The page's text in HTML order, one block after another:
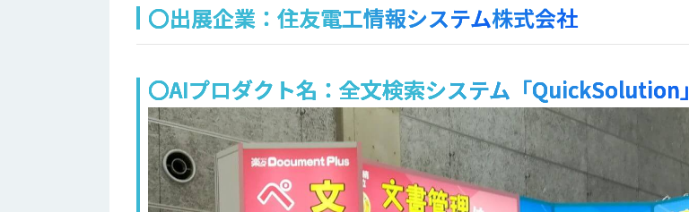
〇出展企業：住友電工情報システム株式会社
〇AIプロダクト名：全文検索システム「QuickSolution」